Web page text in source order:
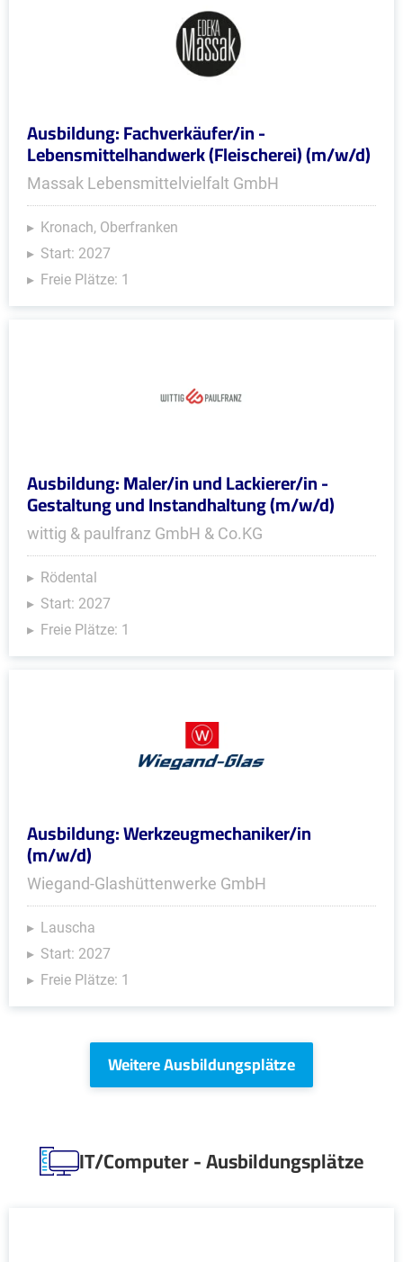
Ausbildung: Fachverkäufer/in -
Lebensmittelhandwerk (Fleischerei) (m/w/d)
Massak Lebensmittelvielfalt GmbH
Kronach, Oberfranken
Start: 2027
Freie Plätze: 1
Ausbildung: Maler/in und Lackierer/in -
Gestaltung und Instandhaltung (m/w/d)
wittig & paulfranz GmbH & Co.KG
Rödental
Start: 2027
Freie Plätze: 1
Ausbildung: Werkzeugmechaniker/in
(m/w/d)
Wiegand-Glashüttenwerke GmbH
Lauscha
Start: 2027
Freie Plätze: 1
Weitere Ausbildungsplätze
IT/Computer - Ausbildungsplätze